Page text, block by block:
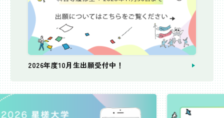
2026年度10月生出願受付中！